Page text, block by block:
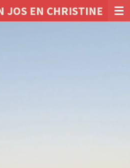
JOS EN CHRISTINE